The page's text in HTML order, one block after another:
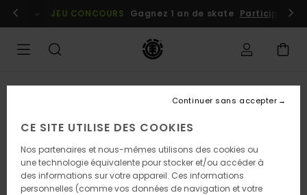
l'information
Se connecter / s'inscrire
JEU CONCOURS Gagnez 1 an de skate Participez
CE SITE UTILISE DES COOKIES
Nos partenaires et nous-mêmes utilisons des cookies ou
une technologie équivalente pour stocker et/ou accéder à
des informations sur votre appareil. Ces informations
personnelles (comme vos données de navigation et votre
Continuer sans accepter